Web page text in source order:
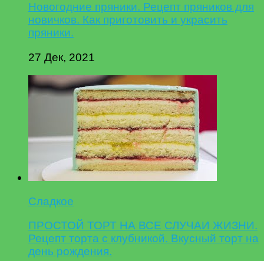
Новогодние пряники. Рецепт пряников для
новичков. Как приготовить и украсить
пряники.
27 Дек, 2021
Сладкое
ПРОСТОЙ ТОРТ НА ВСЕ СЛУЧАИ ЖИЗНИ.
Рецепт торта с клубникой. Вкусный торт на
день рождения.